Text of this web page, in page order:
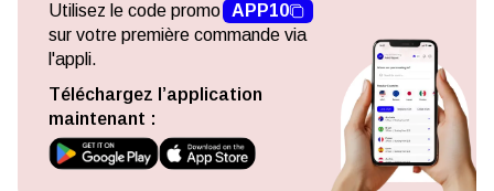
Utilisez le code promo APP10
sur votre première commande via
l'appli.
Téléchargez l’application
maintenant :